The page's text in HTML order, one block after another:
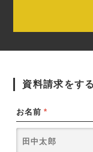
資料請求をする
お名前 *